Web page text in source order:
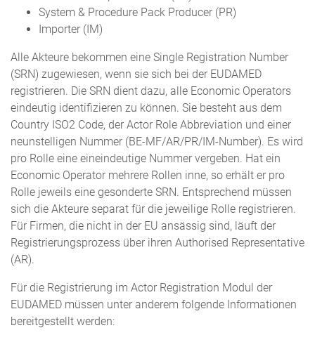
System & Procedure Pack Producer (PR)
Importer (IM)
Alle Akteure bekommen eine Single Registration Number
(SRN) zugewiesen, wenn sie sich bei der EUDAMED
registrieren. Die SRN dient dazu, alle Economic Operators
eindeutig identifizieren zu können. Sie besteht aus dem
Country ISO2 Code, der Actor Role Abbreviation und einer
neunstelligen Nummer (BE-MF/AR/PR/IM-Number). Es wird
pro Rolle eine eineindeutige Nummer vergeben. Hat ein
Economic Operator mehrere Rollen inne, so erhält er pro
Rolle jeweils eine gesonderte SRN. Entsprechend müssen
sich die Akteure separat für die jeweilige Rolle registrieren.
Für Firmen, die nicht in der EU ansässig sind, läuft der
Registrierungsprozess über ihren Authorised Representative
(AR).
Für die Registrierung im Actor Registration Modul der
EUDAMED müssen unter anderem folgende Informationen
bereitgestellt werden: